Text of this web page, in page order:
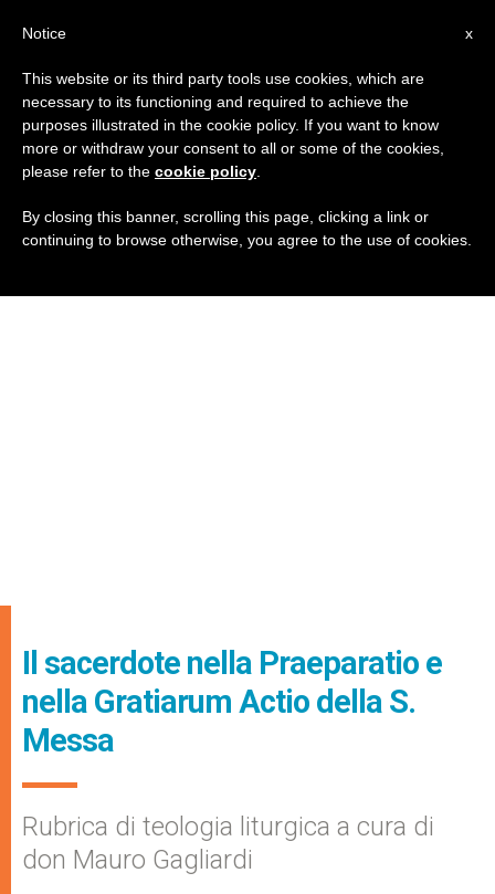
Il sacerdote nella Praeparatio e
nella Gratiarum Actio della S.
Messa
Rubrica di teologia liturgica a cura di
don Mauro Gagliardi
x
Notice
This website or its third party tools use cookies, which are
necessary to its functioning and required to achieve the
purposes illustrated in the cookie policy. If you want to know
more or withdraw your consent to all or some of the cookies,
please refer to the cookie policy
By closing this banner, scrolling this page, clicking a link or
continuing to browse otherwise, you agree to the use of cookies.